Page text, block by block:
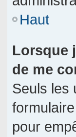
Haut
Lorsque
de me
Seuls les
pour